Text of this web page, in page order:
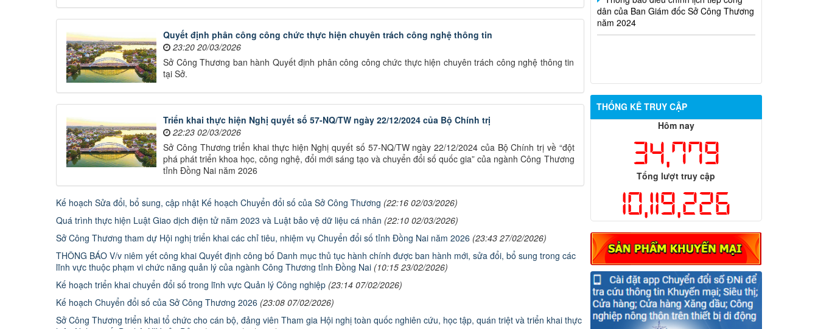
Quyết định phân công công chức thực hiện chuyên trách công nghệ thông tin
23:20 20/03/2026
Sở Công Thương ban hành Quyết định phân công công chức thực hiện chuyên trách công nghệ thông tin
tại Sở.
Triển khai thực hiện Nghị quyết số 57-NQ/TW ngày 22/12/2024 của Bộ Chính trị
22:23 02/03/2026
Sở Công Thương triển khai thực hiện Nghị quyết số 57-NQ/TW ngày 22/12/2024 của Bộ Chính trị về “đột
phá phát triển khoa học, công nghệ, đổi mới sáng tạo và chuyển đổi số quốc gia” của ngành Công Thương
tỉnh Đồng Nai năm 2026
Kế hoạch Sửa đổi, bổ sung, cập nhật Kế hoạch Chuyển đổi số của Sở Công Thương (22:16 02/03/2026)
Quá trình thực hiện Luật Giao dịch điện tử năm 2023 và Luật bảo vệ dữ liệu cá nhân (22:10 02/03/2026)
Sở Công Thương tham dự Hội nghị triển khai các chỉ tiêu, nhiệm vụ Chuyển đổi số tỉnh Đồng Nai năm 2026 (23:43 27/02/2026)
THÔNG BÁO V/v niêm yết công khai Quyết định công bố Danh mục thủ tục hành chính được ban hành mới, sửa đổi, bổ sung trong các
lĩnh vực thuộc phạm vi chức năng quản lý của ngành Công Thương tỉnh Đồng Nai (10:15 23/02/2026)
Kế hoạch triển khai chuyển đổi số trong lĩnh vực Quản lý Công nghiệp (23:14 07/02/2026)
Kế hoạch Chuyển đổi số của Sở Công Thương 2026 (23:08 07/02/2026)
Sở Công Thương triển khai tổ chức cho cán bộ, đảng viên Tham gia Hội nghị toàn quốc nghiên cứu, học tập, quán triệt và triển khai thực
năm 2024
THỐNG KÊ TRUY CẬP
Hôm nay
34,779
Tổng lượt truy cập
10,119,226